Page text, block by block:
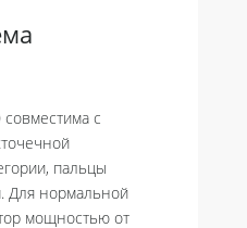
совместима с
пальцы
Для нормальной
мощностью от